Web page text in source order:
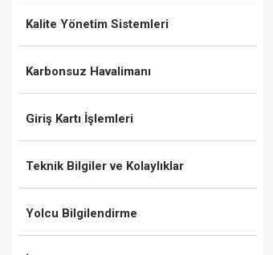
Kalite Yönetim Sistemleri
Karbonsuz Havalimanı
Giriş Kartı İşlemleri
Teknik Bilgiler ve Kolaylıklar
Yolcu Bilgilendirme